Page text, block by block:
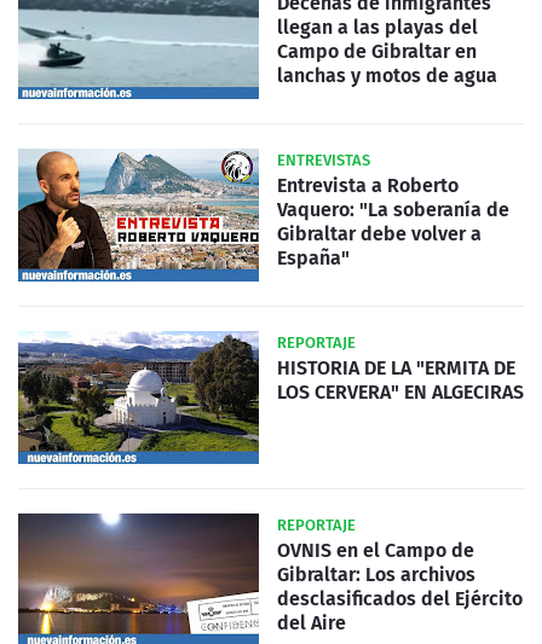
llegan a las playas del
Campo de Gibraltar en
lanchas y motos de agua
ENTREVISTAS
Entrevista a Roberto
Vaquero: "La soberanía de
Gibraltar debe volver a
España"
REPORTAJE
HISTORIA DE LA "ERMITA DE
LOS CERVERA" EN ALGECIRAS
REPORTAJE
OVNIS en el Campo de
Gibraltar: Los archivos
desclasificados del Ejército
del Aire